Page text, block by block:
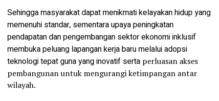
Sehingga masyarakat dapat menikmati kelayakan hidup yang
memenuhi standar, sementara upaya peningkatan
pendapatan dan pengembangan sektor ekonomi inklusif
membuka peluang lapangan kerja baru melalui adopsi
teknologi tepat guna yang inovatif serta perluasan akses
pembangunan untuk mengurangi ketimpangan antar
wilayah.